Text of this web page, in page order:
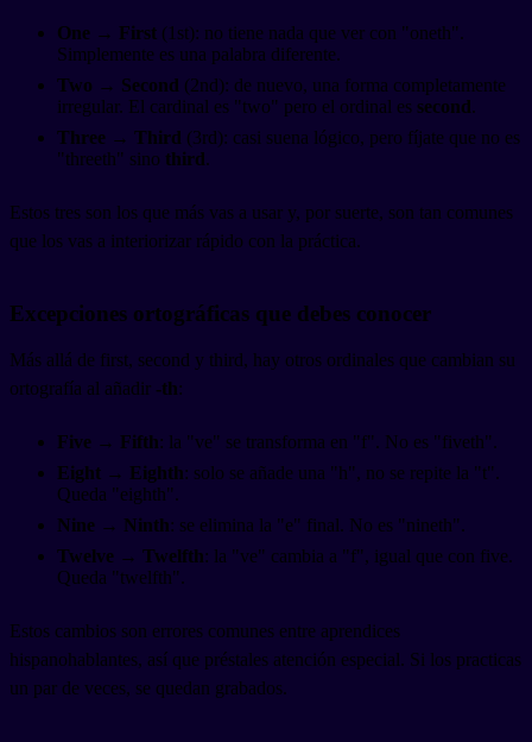
One → First (1st): no tiene nada que ver con "oneth".
Simplemente es una palabra diferente.
Two → Second (2nd): de nuevo, una forma completamente
irregular. El cardinal es "two" pero el ordinal es second.
Three → Third (3rd): casi suena lógico, pero fíjate que no es
"threeth" sino third.
Estos tres son los que más vas a usar y, por suerte, son tan comunes
que los vas a interiorizar rápido con la práctica.
Excepciones ortográficas que debes conocer
Más allá de first, second y third, hay otros ordinales que cambian su
ortografía al añadir -th:
Five → Fifth: la "ve" se transforma en "f". No es "fiveth".
Eight → Eighth: solo se añade una "h", no se repite la "t".
Queda "eighth".
Nine → Ninth: se elimina la "e" final. No es "nineth".
Twelve → Twelfth: la "ve" cambia a "f", igual que con five.
Queda "twelfth".
Estos cambios son errores comunes entre aprendices
hispanohablantes, así que préstales atención especial. Si los practicas
un par de veces, se quedan grabados.